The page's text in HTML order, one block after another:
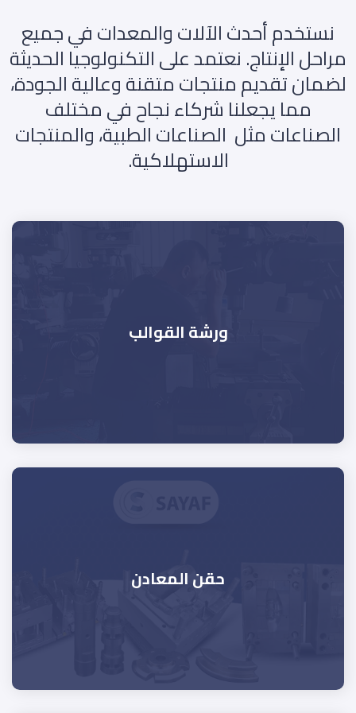
نستخدم أحدث الآلات والمعدات في جميع
مراحل الإنتاج. نعتمد على التكنولوجيا الحديثة
لضمان تقديم منتجات متقنة وعالية الجودة،
مما يجعلنا شركاء نجاح في مختلف
الصناعات مثل الصناعات الطبية، والمنتجات
الاستهلاكية.
ورشة القوالب
حقن المعادن